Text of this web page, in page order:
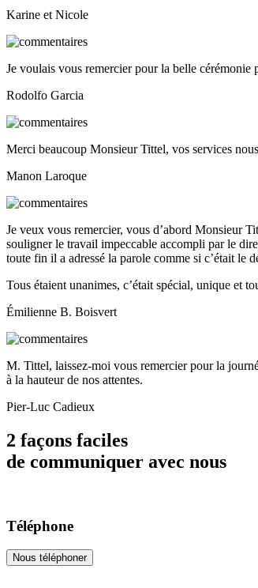
Karine et Nicole
Je voulais vous remercier pour la belle cérémonie
Rodolfo Garcia
Merci beaucoup Monsieur Tittel, vos services
Manon Laroque
Je veux vous remercier, vous d’abord Monsieur
souligner le travail impeccable accompli par le
toute fin il a adressé la parole comme si c’était le
Tous étaient unanimes, c’était spécial, unique et
Émilienne B. Boisvert
M. Tittel, laissez-moi vous remercier pour la
à la hauteur de nos attentes.
Pier-Luc Cadieux
2 façons faciles
de communiquer avec nous
Téléphone
Nous téléphoner